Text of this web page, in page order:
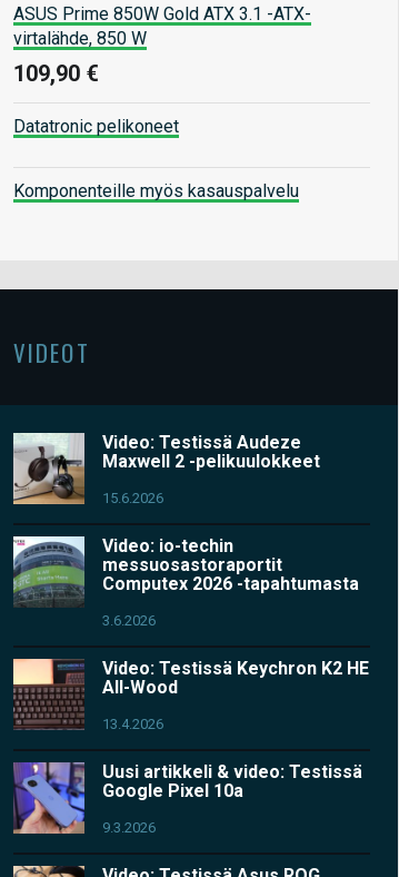
ASUS Prime 850W Gold ATX 3.1 -ATX-
virtalähde, 850 W
109,90 €
Datatronic pelikoneet
Komponenteille myös kasauspalvelu
VIDEOT
Video: Testissä Audeze
Maxwell 2 -pelikuulokkeet
15.6.2026
Video: io-techin
messuosastoraportit
Computex 2026 -tapahtumasta
3.6.2026
Video: Testissä Keychron K2 HE
All-Wood
13.4.2026
Uusi artikkeli & video: Testissä
Google Pixel 10a
9.3.2026